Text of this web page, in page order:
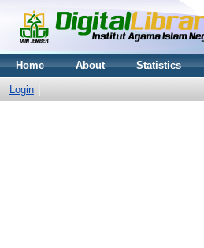
Home About Statistics
Login